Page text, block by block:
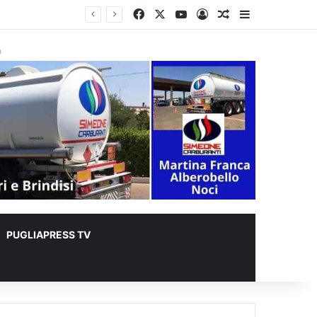
animali FacebookYou TubeAccediUn articolo a
PUGLIAPRESS TV